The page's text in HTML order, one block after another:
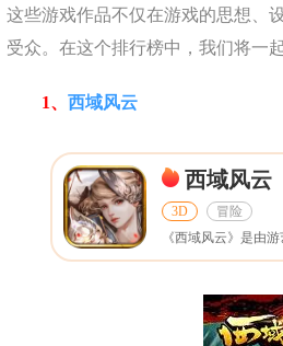
这些游戏作品不仅在游戏的思想、
受众。在这个排行榜中，我们将一
1、 西域风云
西域风云
3D 冒险